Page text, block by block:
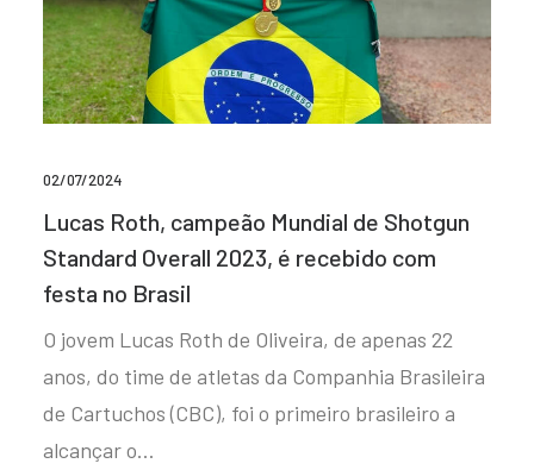
02/07/2024
Lucas Roth, campeão Mundial de Shotgun
Standard Overall 2023, é recebido com
festa no Brasil
O jovem Lucas Roth de Oliveira, de apenas 22
anos, do time de atletas da Companhia Brasileira
de Cartuchos (CBC), foi o primeiro brasileiro a
alcançar o…